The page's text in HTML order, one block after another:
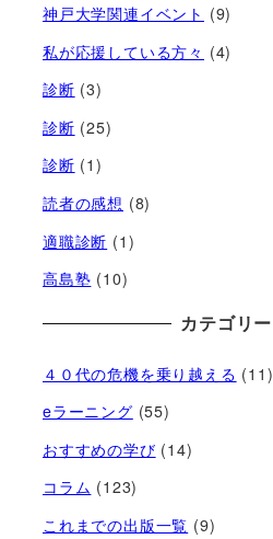
神戸大学関連イベント (9)
私が応援している方々 (4)
診断 (3)
診断 (25)
診断 (1)
読者の感想 (8)
適職診断 (1)
高島塾 (10)
カテゴリー
４０代の危機を乗り越える (11)
eラーニング (55)
おすすめの学び (14)
コラム (123)
これまでの出版一覧 (9)